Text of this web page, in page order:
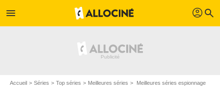
menu profil search
Accueil Séries Top séries Meilleures séries Meilleures séries espionnage